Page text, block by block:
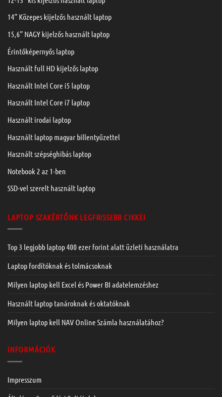
14” Közepes kijelzős használt laptop
15,6” NAGY kijelzős használt laptop
Érintőképernyős laptop
Használt full HD kijelzős laptop
Használt Intel Core i5 laptop
Használt Intel Core i7 laptop
Használt irodai laptop
Használt laptop magyar billentyűzettel
Használt szépséghibás laptop
Notebook 2 az 1-ben
SSD-vel szerelt használt laptop
LAPTOP SZAKÉRTŐNK LEGFRISSEBB CIKKEI
Top 3 legjobb laptop 400 ezer forint alatt üzleti használatra
Laptop fordítóknak és tolmácsoknak
Milyen laptop kell Excel és Power BI adatelemzéshez
Használt laptop tanároknak és oktatóknak
Milyen laptop kell NAV Online Számla használatához?
INFORMÁCIÓK
Impresszum